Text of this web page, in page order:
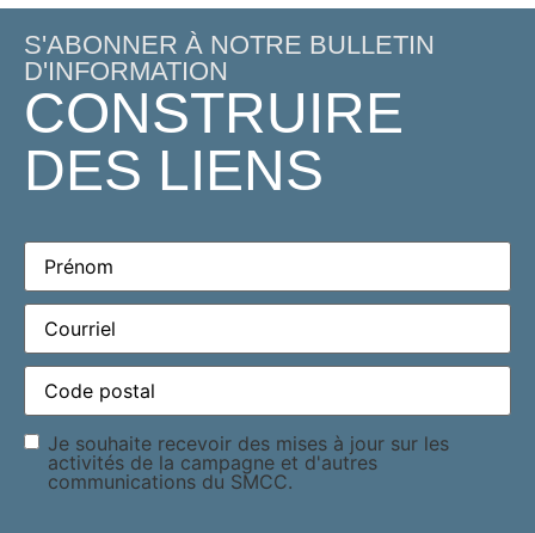
S'ABONNER À NOTRE BULLETIN
D'INFORMATION
CONSTRUIRE
DES LIENS
Prénom(Required)
Courriel(Required)
Code
postal(Required)
Consentement
Je souhaite recevoir des mises à jour sur les
activités de la campagne et d'autres
communications du SMCC.